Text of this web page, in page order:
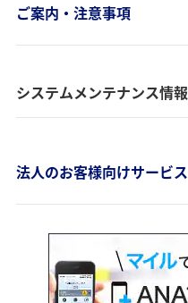
ご案内・注意事項
システムメンテナンス情報
法人のお客様向けサービス